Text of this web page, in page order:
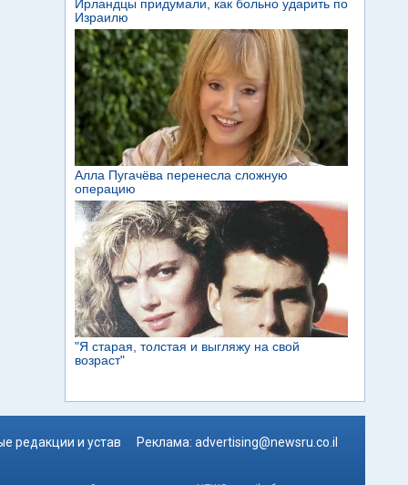
редакции и устав Реклама: advertising@newsru.co.il